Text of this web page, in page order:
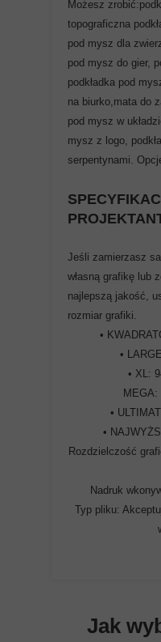
Możesz
topograficzna
pod mysz dla
pod mysz do gier,
podkładka pod
na biurko,mata do
pod mysz w
mysz z logo,
serpentynami.
Jeśli zamierzasz
własną grafikę lub
najlepszą jakość,
rozmiar grafiki.
•
•
• XL:
MEGA:
•
•
Rozdzielczość
Nadruk
Typ pliku:
Jak